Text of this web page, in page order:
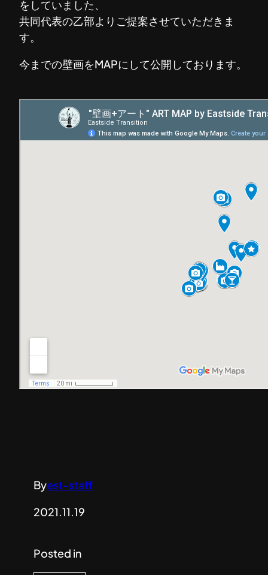
をしていました、
共同代表の乙部よりご提案させていただきま
す。
今までの壁画をMAPにして公開しております。
Byest-staff
2021.11.19
Posted in